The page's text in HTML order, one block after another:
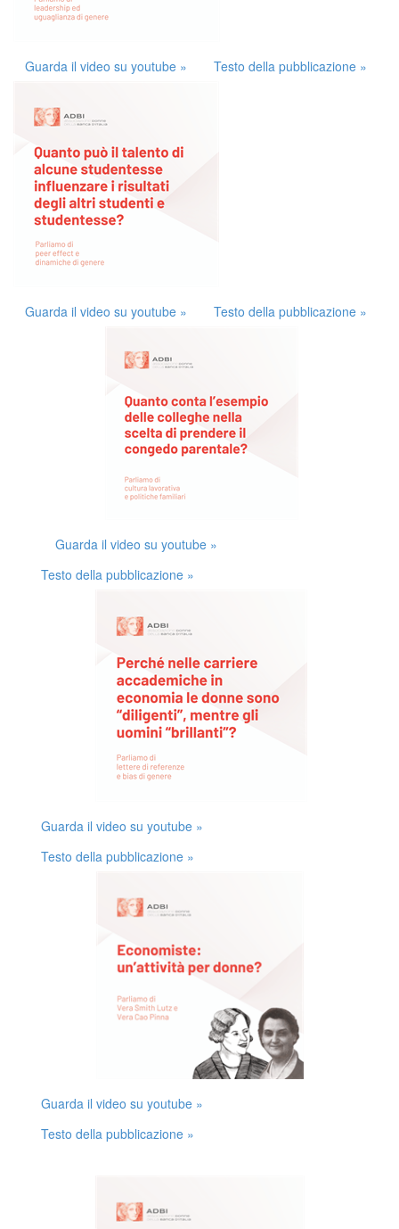
Guarda il video su youtube » Testo della pubblicazione »
Guarda il video su youtube » Testo della pubblicazione »
Guarda il video su youtube »
Testo della pubblicazione »
Guarda il video su youtube »
Testo della pubblicazione »
Guarda il video su youtube »
Testo della pubblicazione »